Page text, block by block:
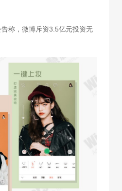
称，微博斥资3.5亿元投资无